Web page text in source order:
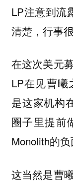
LP注意到流
清楚，行事
在这次美元
LP在见曹曦
是这家机构
圈子里提前
Monolith的
这当然是曹